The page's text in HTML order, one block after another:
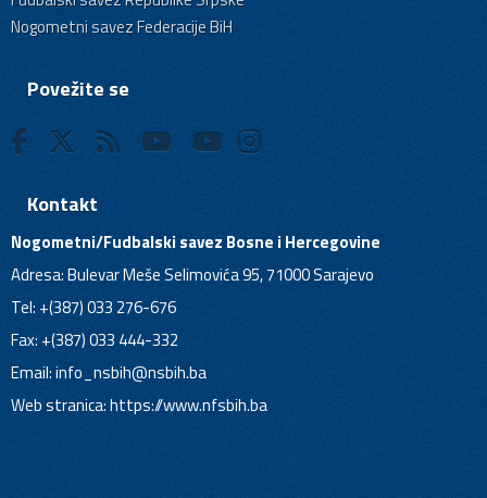
Nogometni savez Federacije BiH
Povežite se
Kontakt
Nogometni/Fudbalski savez Bosne i Hercegovine
Adresa: Bulevar Meše Selimovića 95, 71000 Sarajevo
Tel: +(387) 033 276-676
Fax: +(387) 033 444-332
Email:info_nsbih@nsbih.ba
Web stranica: https://www.nfsbih.ba